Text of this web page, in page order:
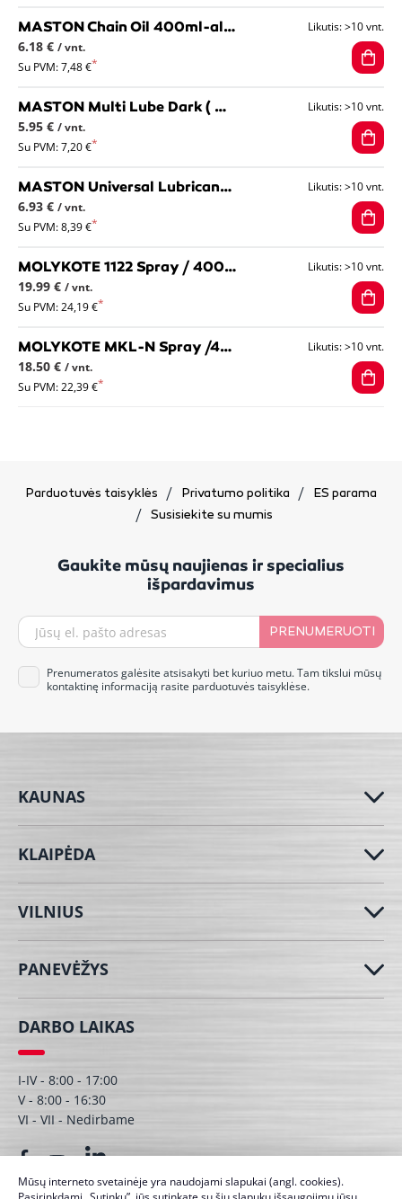
MASTON Chain Oil 400ml-alyva grandinėms, iki +140С
6.18 € / vnt.
Su PVM: 7,48 €
Likutis: >10 vnt.
MASTON Multi Lube Dark ( UniVaselin) 400ml universalus,tamsus vazelinas
5.95 € / vnt.
Su PVM: 7,20 €
Likutis: >10 vnt.
MASTON Universal Lubricant + PTFE 400ml universalus tepalas su PTFE
6.93 € / vnt.
Su PVM: 8,39 €
Likutis: >10 vnt.
MOLYKOTE 1122 Spray / 400ml sintetinis grandinių tepalas, aerozolis
19.99 € / vnt.
Su PVM: 24,19 €
Likutis: >10 vnt.
MOLYKOTE MKL-N Spray /400ml ilgalaikio tepimo aerozolis
18.50 € / vnt.
Su PVM: 22,39 €
Likutis: >10 vnt.
Parduotuvės taisyklės Privatumo politika
ES parama
Susisiekite su mumis
Gaukite mūsų naujienas ir specialius
išpardavimus
PRENUMERUOTI
Prenumeratos galėsite atsisakyti bet kuriuo metu. Tam tikslui mūsų
kontaktinę informaciją rasite parduotuvės taisyklėse.
KAUNAS
KLAIPĖDA
VILNIUS
PANEVĖŽYS
DARBO LAIKAS
I-IV - 8:00 - 17:00
V - 8:00 - 16:30
VI - VII - Nedirbame
Mūsų interneto svetainėje yra naudojami slapukai (angl. cookies).